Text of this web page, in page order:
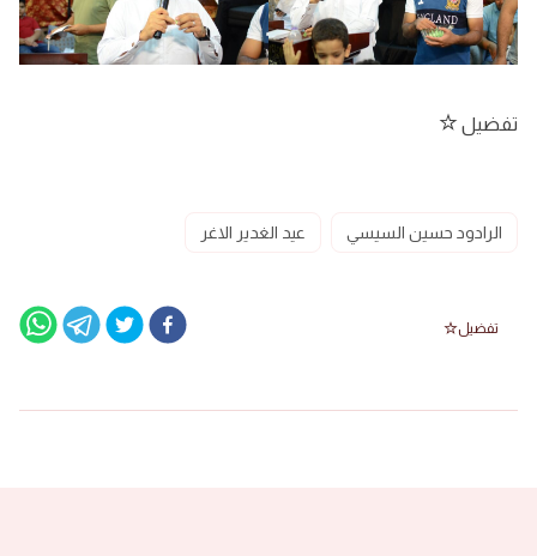
تفضيل
الرادود حسين السيسي عيد الغدير الاغر
تفضيل